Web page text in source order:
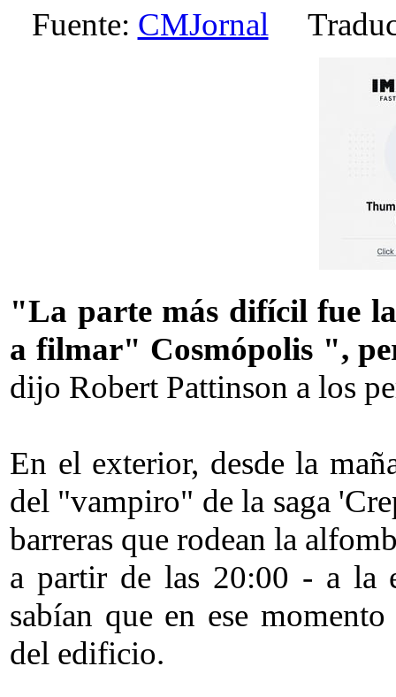
Fuente: CMJornal
"La parte más difícil fue
a filmar" Cosmópolis ",
dijo Robert Pattinson a los
En el exterior, desde la
del "vampiro" de la saga
barreras que rodean la
a partir de las 20:00 - a la
sabían que en ese
del edificio.